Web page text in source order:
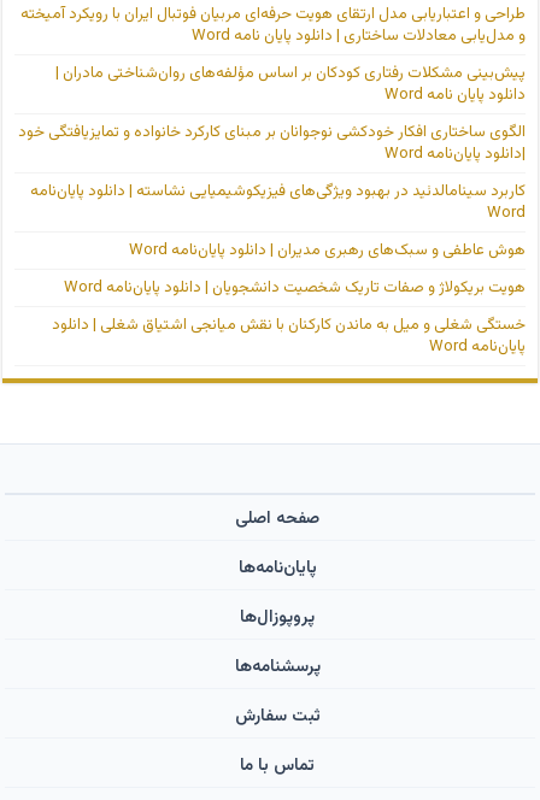
طراحی و اعتباریابی مدل ارتقای هویت حرفه‌ای مربیان فوتبال ایران با رویکرد آمیخته
و مدل‌یابی معادلات ساختاری | دانلود پایان نامه Word
پیش‌بینی مشکلات رفتاری کودکان بر اساس مؤلفه‌های روان‌شناختی مادران |
دانلود پایان نامه Word
الگوی ساختاری افکار خودکشی نوجوانان بر مبنای کارکرد خانواده و تمایزیافتگی خود
|دانلود پایان‌نامه Word
کاربرد سینامالدئید در بهبود ویژگی‌های فیزیکوشیمیایی نشاسته | دانلود پایان‌نامه
Word
هوش عاطفی و سبک‌های رهبری مدیران | دانلود پایان‌نامه Word
هویت بریکولاژ و صفات تاریک شخصیت دانشجویان | دانلود پایان‌نامه Word
خستگی شغلی و میل به ماندن کارکنان با نقش میانجی اشتیاق شغلی | دانلود
پایان‌نامه Word
صفحه اصلی
پایان‌نامه‌ها
پروپوزال‌ها
پرسشنامه‌ها
ثبت سفارش
تماس با ما